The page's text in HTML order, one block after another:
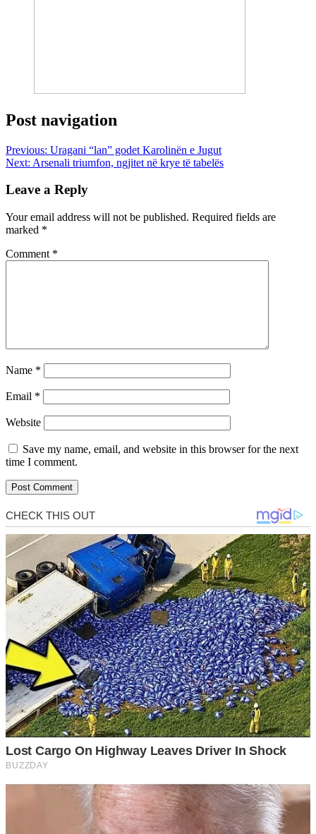
Post navigation
Previous: Uragani “lan” godet Karolinën e Jugut
Next: Arsenali triumfon, ngjitet në krye të tabelës
Leave a Reply
Your email address will not be published. Required fields are
marked *
Comment *
Name *
Email *
Website
Save my name, email, and website in this browser for the next
time I comment.